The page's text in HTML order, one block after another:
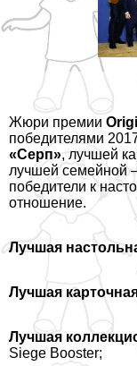
Жюри премии
победителями
«Серп», лучшей
лучшей семейной
победители к
отношение.
Лучшая
Лучшая
Лучшая
Siege Booster;